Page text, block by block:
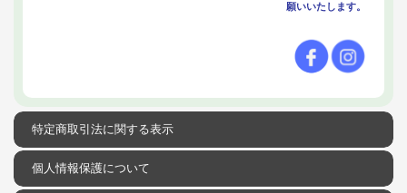
願いいたします。
特定商取引法に関する表示
個人情報保護について